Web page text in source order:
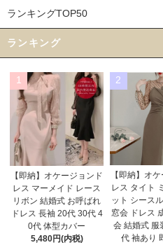
ランキングTOP50
ランキング
1
【即納】オケージョンド
レス マーメイド レース
リボン 結婚式 お呼ばれ
ドレス 長袖 20代 30代 4
0代 体型カバー
5,480円(内税)
2
【即納】オ
レス タイト
ット シース
窓会 ドレス
会 結婚式 服
代 袖あり